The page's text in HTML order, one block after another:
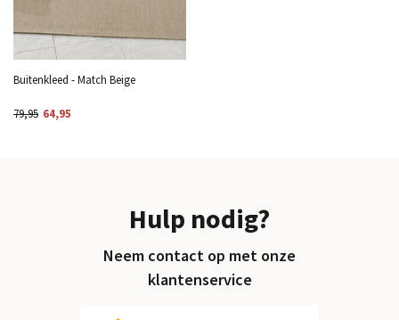
Buitenkleed - Match Beige
79,95 64,95
Hulp nodig?
Neem contact op met onze
klantenservice